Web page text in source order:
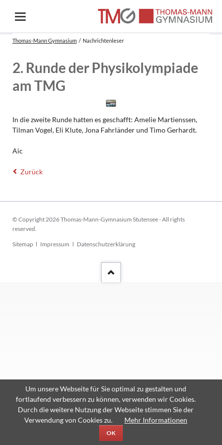
Thomas-Mann Gymnasium Nachrichtenleser
2. Runde der Physikolympiade
am TMG
In die zweite Runde hatten es geschafft: Amelie Martienssen,
Tilman Vogel, Eli Klute, Jona Fahrländer und Timo Gerhardt.
Aic
Zurück
© Copyright 2026 Thomas-Mann-Gymnasium Stutensee - All rights
reserved.
Navigation
Sitemap Impressum Datenschutzerklärung
Um unsere Webseite für Sie optimal zu gestalten und
fortlaufend verbessern zu können, verwenden wir Cookies.
Durch die weitere Nutzung der Webseite stimmen Sie der
Verwendung von Cookies zu.
Mehr Informationen
OK